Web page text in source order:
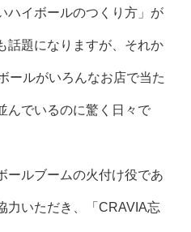
ハイボールのつくり方」が
話題になりますが、それか
ールがいろんなお店で当た
んでいるのに驚く日々で
ールブームの火付け役であ
力いただき、「CRAVIA忘